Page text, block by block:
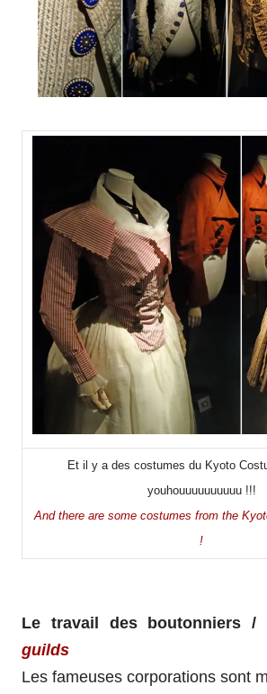
Et il y a des costumes du Kyoto
youhouuuuuuuuuu !!!
And there are some costumes from the
!
Le travail des boutonniers /
guilds
Les fameuses corporations sont